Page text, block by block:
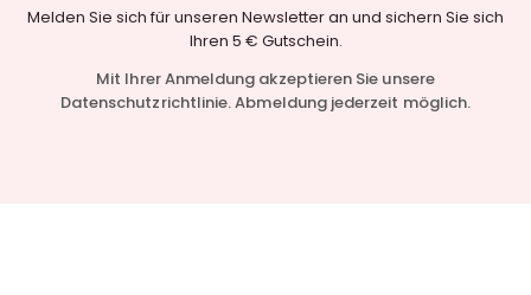
Melden Sie sich für unseren Newsletter an und sichern Sie sich
Ihren 5 € Gutschein.
Mit Ihrer Anmeldung akzeptieren Sie unsere
Datenschutzrichtlinie. Abmeldung jederzeit möglich.